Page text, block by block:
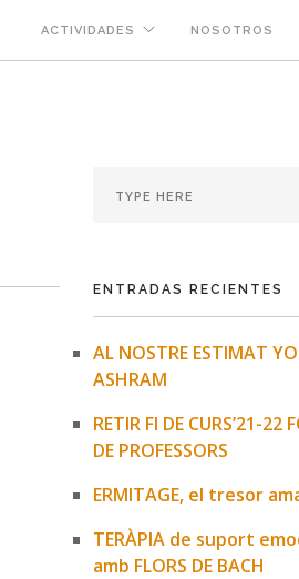
ACTIVIDADES NOSOTROS
ENTRADAS RECIENTES
AL NOSTRE ESTIMAT
ASHRAM
RETIR FI DE CURS’21-22
DE PROFESSORS
ERMITAGE, el tresor
TERÀPIA de suport
amb FLORS DE BACH